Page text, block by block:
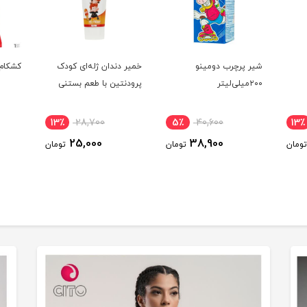
13٪
تومان
شیر پرچرب دومینو
۲۰۰میلی‌لیتر
40,600 5٪
38,900 تومان
خمیر دندان ژله‌ای کودک
پرودنتین با طعم بستنی
28,700 13٪
25,000 تومان